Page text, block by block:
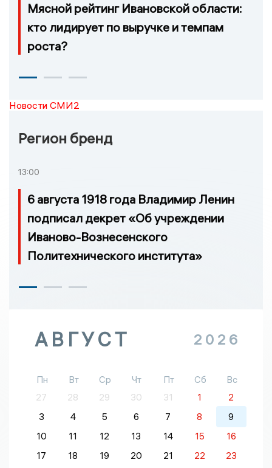
Мясной рейтинг Ивановской области:
кто лидирует по выручке и темпам
роста?
Новости СМИ2
Регион бренд
13:00
6 августа 1918 года Владимир Ленин
подписал декрет «Об учреждении
Иваново-Вознесенского
Политехнического института»
АВГУСТ 2026
Пн Вт Ср Чт Пт Сб
Вс
27
28 29 30 31 1
2
3
4 5 6 7 8
9
10
11 12 13 14 15
16
17
18 19 20 21 22
23